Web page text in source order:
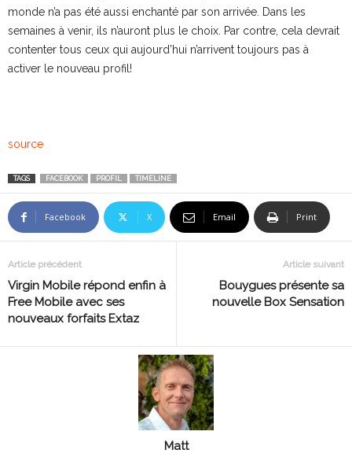
monde n’a pas été aussi enchanté par son arrivée. Dans les
semaines à venir, ils n’auront plus le choix. Par contre, cela devrait
contenter tous ceux qui aujourd’hui n’arrivent toujours pas à
activer le nouveau profil!
source
TAGS FACEBOOK PROFIL TIMELINE
Facebook X Email Print
Article précédent
Virgin Mobile répond enfin à
Free Mobile avec ses
nouveaux forfaits Extaz
Article suivant
Bouygues présente sa
nouvelle Box Sensation
Matt